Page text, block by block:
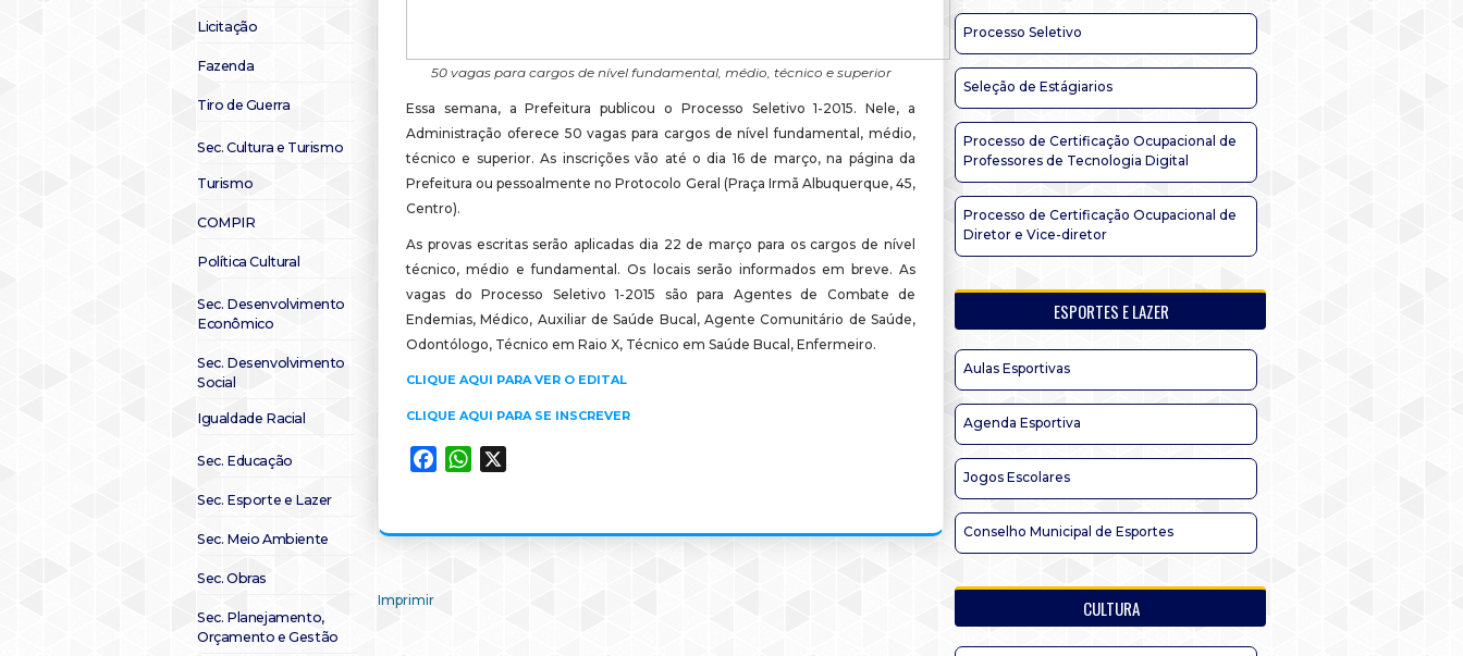
Licitação
Fazenda
Tiro de Guerra
Sec. Cultura e Turismo
Turismo
COMPIR
Política Cultural
Sec. Desenvolvimento
Econômico
Sec. Desenvolvimento
Social
Igualdade Racial
Sec. Educação
Sec. Esporte e Lazer
Sec. Meio Ambiente
Sec. Obras
Sec. Planejamento,
Orçamento e Gestão
50 vagas para cargos de nível fundamental, médio, técnico e superior
Essa semana, a Prefeitura publicou o Processo Seletivo 1-2015. Nele, a
Administração oferece 50 vagas para cargos de nível fundamental, médio,
técnico e superior. As inscrições vão até o dia 16 de março, na página da
Prefeitura ou pessoalmente no Protocolo Geral (Praça Irmã Albuquerque, 45,
Centro).
As provas escritas serão aplicadas dia 22 de março para os cargos de nível
técnico, médio e fundamental. Os locais serão informados em breve. As
vagas do Processo Seletivo 1-2015 são para Agentes de Combate de
Endemias, Médico, Auxiliar de Saúde Bucal, Agente Comunitário de Saúde,
Odontólogo, Técnico em Raio X, Técnico em Saúde Bucal, Enfermeiro.
CLIQUE AQUI PARA VER O EDITAL
CLIQUE AQUI PARA SE INSCREVER
FacebookWhatsApp
Imprimir
Processo Seletivo
Seleção de Estágiarios
Processo de Certificação Ocupacional de
Professores de Tecnologia Digital
Processo de Certificação Ocupacional de
Diretor e Vice-diretor
ESPORTES E LAZER
Aulas Esportivas
Agenda Esportiva
Jogos Escolares
Conselho Municipal de Esportes
CULTURA